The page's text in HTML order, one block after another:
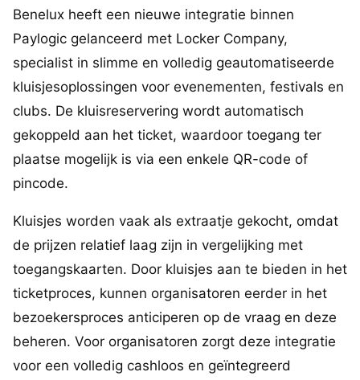
Benelux heeft een nieuwe integratie binnen
Paylogic gelanceerd met Locker Company,
specialist in slimme en volledig geautomatiseerde
kluisjesoplossingen voor evenementen, festivals en
clubs. De kluisreservering wordt automatisch
gekoppeld aan het ticket, waardoor toegang ter
plaatse mogelijk is via een enkele QR-code of
pincode.
Kluisjes worden vaak als extraatje gekocht, omdat
de prijzen relatief laag zijn in vergelijking met
toegangskaarten. Door kluisjes aan te bieden in het
ticketproces, kunnen organisatoren eerder in het
bezoekersproces anticiperen op de vraag en deze
beheren. Voor organisatoren zorgt deze integratie
voor een volledig cashloos en geïntegreerd